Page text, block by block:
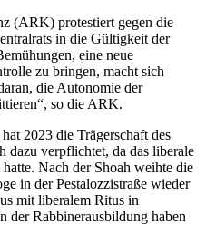
(ARK) protestiert gegen die
in die Gültigkeit der
eine neue
zu bringen, macht sich
die Autonomie der
so die ARK.
2023 die Trägerschaft des
dazu verpflichtet, da das liberale
Nach der Shoah weihte die
in der Pestalozzistraße wieder
mit liberalem Ritus in
der Rabbinerausbildung haben